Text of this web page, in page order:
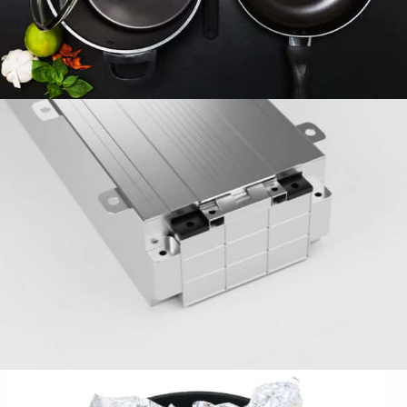
cilíndrico, y carcasas de células prismáticas.
Foil para el hogar de aluminio 8011 -
Confiable, Aficionado a la comida &
Versátil
Descubra los beneficios de la lámina de aluminio
para el hogar 8011 Para el uso de la cocina de todos
los días. Seguro para el contacto con los alimentos, a
prueba de calor, y reciclable: ideal para hornear,
envoltura, y almacenamiento.
Hojas de aluminio para la cubierta de